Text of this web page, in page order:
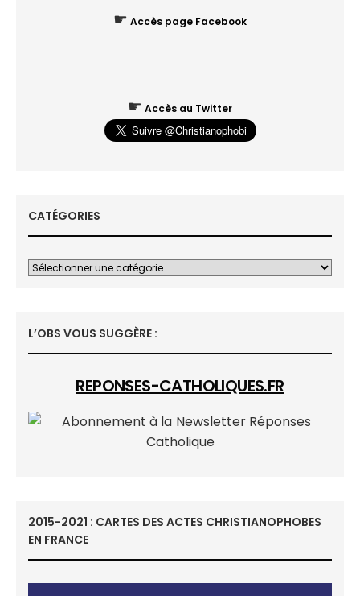
☛ Accès page Facebook
☛ Accès au Twitter
CATÉGORIES
L’OBS VOUS SUGGÈRE :
REPONSES-CATHOLIQUES.FR
2015-2021 : CARTES DES ACTES CHRISTIANOPHOBES
EN FRANCE